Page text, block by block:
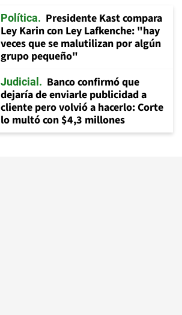
Política
Presidente Kast compara
Ley Karin con Ley Lafkenche: "hay
veces que se malutilizan por algún
grupo pequeño"
Judicial
Banco confirmó que
dejaría de enviarle publicidad a
cliente pero volvió a hacerlo: Corte
lo multó con $4,3 millones